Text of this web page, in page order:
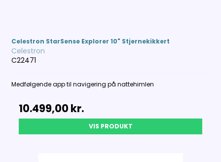
Celestron StarSense Explorer 10" Stjernekikkert
Celestron
C22471
Medfølgende app til navigering på nattehimlen
10.499,00 kr.
VIS PRODUKT